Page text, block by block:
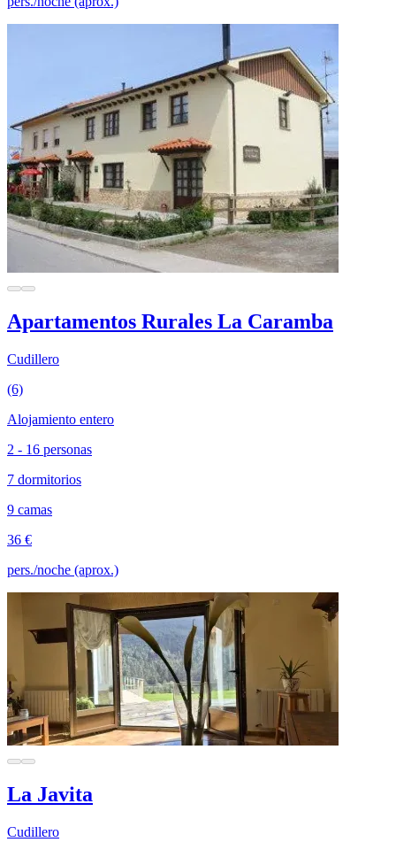
Apartamentos Rurales La Caramba
Cudillero
(6)
Alojamiento entero
2 - 16 personas
7 dormitorios
9 camas
36 €
pers./noche (aprox.)
La Javita
Cudillero